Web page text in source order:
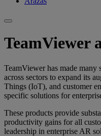
TeamViewer
TeamViewer has made
across sectors to expand its
Things (IoT), and customer
specific solutions for
These products provide
productivity gains for all
leadership in enterprise AR